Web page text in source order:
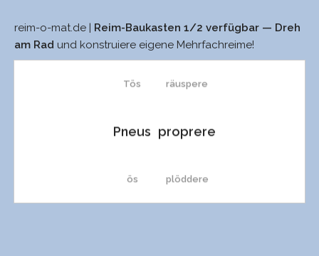
reim-o-mat.de |
Reim-Baukasten 1/2 verfügbar — Dreh
am Rad und konstruiere eigene Mehrfachreime!
Tös
Pneus
ös
räuspere
proprere
plöddere